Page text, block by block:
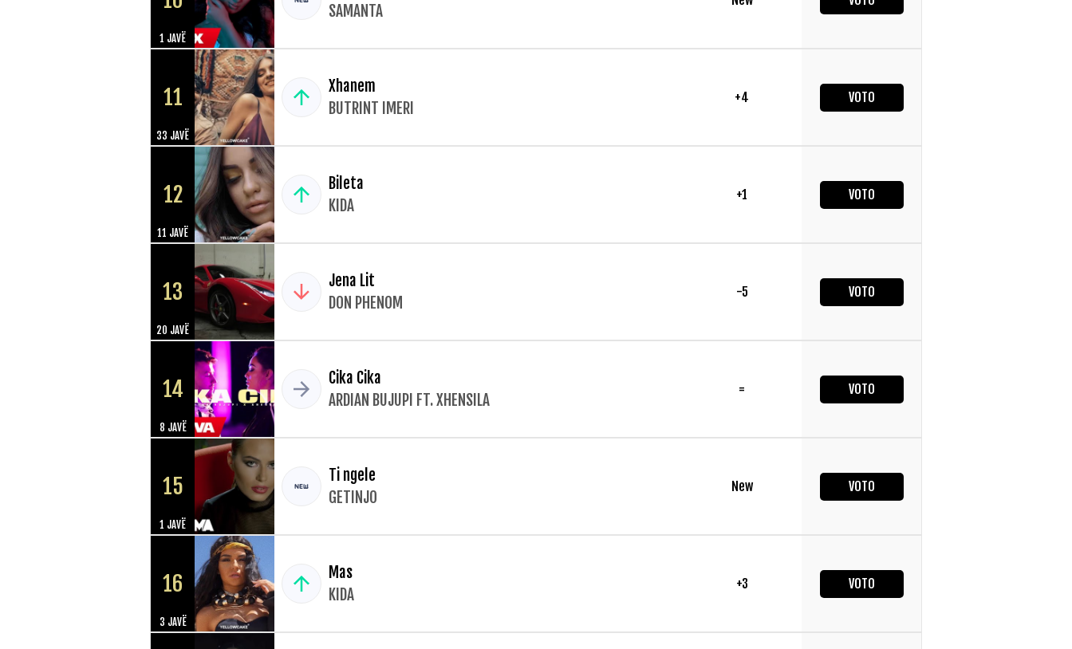
1 JAVË
SAMANTA
11
33 JAVË
Xhanem
BUTRINT IMERI
+4 VOTO
12
11 JAVË
Bileta
KIDA
+1 VOTO
13
20 JAVË
Jena Lit
DON PHENOM
-5 VOTO
14
8 JAVË
Cika Cika
ARDIAN BUJUPI FT. XHENSILA
= VOTO
15
1 JAVË
Ti ngele
GETINJO
New VOTO
16
3 JAVË
Mas
KIDA
+3 VOTO